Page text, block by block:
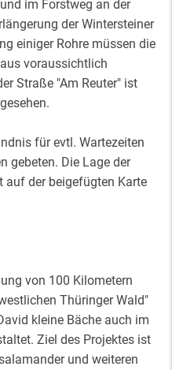
im Forstweg an der
der Wintersteiner
einiger Rohre müssen die
voraussichtlich
Straße "Am Reuter" ist
für evtl. Wartezeiten
gebeten. Die Lage der
auf der beigefügten Karte
von 100 Kilometern
Thüringer Wald"
kleine Bäche auch im
Ziel des Projektes ist
und weiteren